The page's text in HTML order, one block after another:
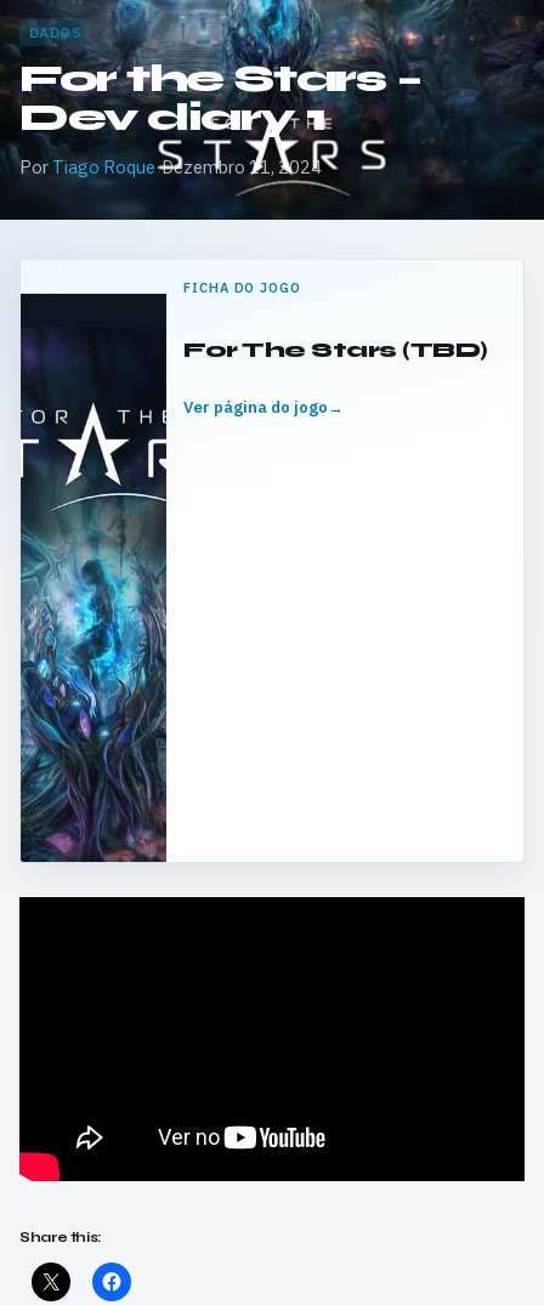
DADOS
For the Stars –
Dev diary 1
Por Tiago Roque·Dezembro 11, 2024
FICHA DO JOGO
For The Stars (TBD)
Ver página do jogo→
Share this: